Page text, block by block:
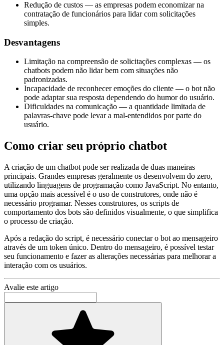
Redução de custos — as empresas podem economizar na
contratação de funcionários para lidar com solicitações
simples.
Desvantagens
Limitação na compreensão de solicitações complexas — os
chatbots podem não lidar bem com situações não
padronizadas.
Incapacidade de reconhecer emoções do cliente — o bot não
pode adaptar sua resposta dependendo do humor do usuário.
Dificuldades na comunicação — a quantidade limitada de
palavras-chave pode levar a mal-entendidos por parte do
usuário.
Como criar seu próprio chatbot
A criação de um chatbot pode ser realizada de duas maneiras
principais. Grandes empresas geralmente os desenvolvem do zero,
utilizando linguagens de programação como JavaScript. No entanto,
uma opção mais acessível é o uso de construtores, onde não é
necessário programar. Nesses construtores, os scripts de
comportamento dos bots são definidos visualmente, o que simplifica
o processo de criação.
Após a redação do script, é necessário conectar o bot ao mensageiro
através de um token único. Dentro do mensageiro, é possível testar
seu funcionamento e fazer as alterações necessárias para melhorar a
interação com os usuários.
Avalie este artigo